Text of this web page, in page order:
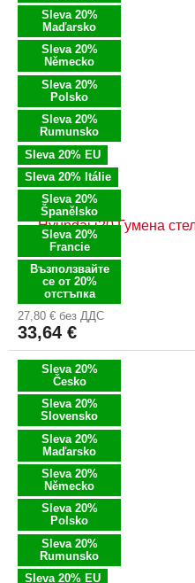
Sleva 20%
Maďarsko
Sleva 20%
Německo
Sleva 20%
Polsko
Sleva 20%
Rumunsko
Sleva 20% EU
Sleva 20% Itálie
Sleva 20%
Španělsko
Sleva 20%
Francie
Възползвайте
се от 20%
отстъпка
Hyundai i20 Гумена
27,80 € без ДДС
33,64 €
Sleva 20%
Česko
Sleva 20%
Slovensko
Sleva 20%
Maďarsko
Sleva 20%
Německo
Sleva 20%
Polsko
Sleva 20%
Rumunsko
Sleva 20% EU